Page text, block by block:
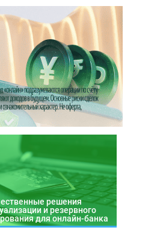
решения
и резервного
для онлайн-банка